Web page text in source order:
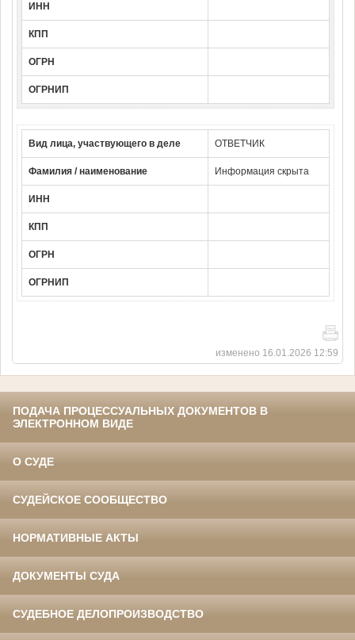
ИНН
КПП
ОГРН
ОГРНИП
Вид лица, участвующего в деле ОТВЕТЧИК
Фамилия / наименование Информация скрыта
ИНН
КПП
ОГРН
ОГРНИП
изменено 16.01.2026 12:59
ПОДАЧА ПРОЦЕССУАЛЬНЫХ ДОКУМЕНТОВ В
ЭЛЕКТРОННОМ ВИДЕ
О СУДЕ
СУДЕЙСКОЕ СООБЩЕСТВО
НОРМАТИВНЫЕ АКТЫ
ДОКУМЕНТЫ СУДА
СУДЕБНОЕ ДЕЛОПРОИЗВОДСТВО